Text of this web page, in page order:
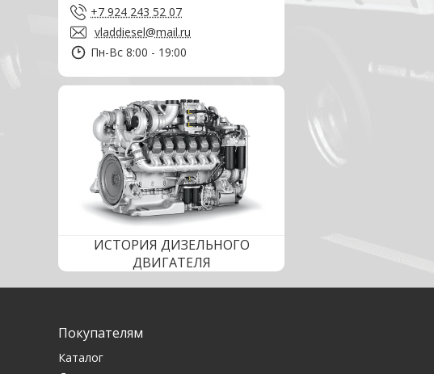
+7 924 243 52 07
vladdiesel@mail.ru
Пн-Вс 8:00 - 19:00
ИСТОРИЯ ДИЗЕЛЬНОГО
ДВИГАТЕЛЯ
Покупателям
Каталог